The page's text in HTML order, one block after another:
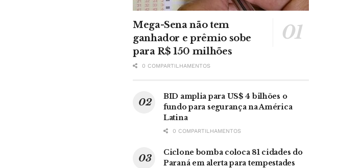
Mega-Sena não tem
ganhador e prêmio sobe
para R$ 150 milhões
0 COMPARTILHAMENTOS
BID amplia para US$ 4 bilhões o
fundo para segurança na América
Latina
0 COMPARTILHAMENTOS
Ciclone bomba coloca 81 cidades do
Paraná em alerta para tempestades